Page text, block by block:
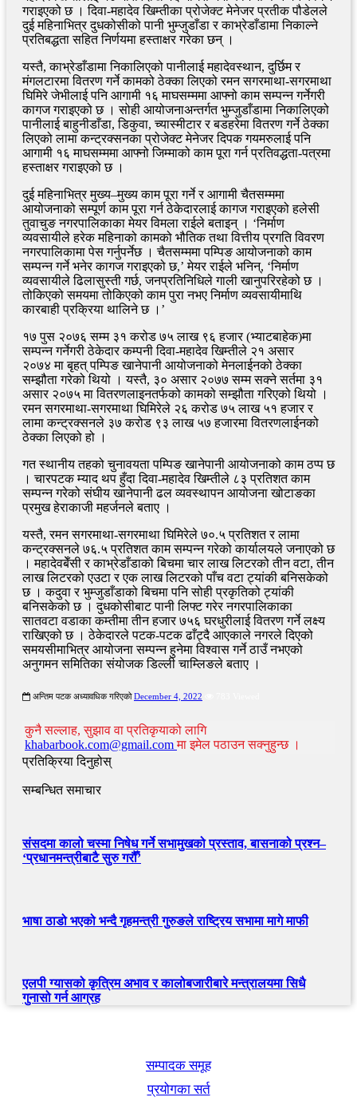
गराइएको छ । दिवा-महादेव खिम्तीका प्रोजेक्ट मेनेजर प्रतीक पौडेलले
दुई महिनाभित्र दुधकोसीको पानी भुम्जुडाँडा र काभ्रेडाँडामा निकाल्ने
प्रतिबद्धता सहित निर्णयमा हस्ताक्षर गरेका छन् ।
यस्तै, काभ्रेडाँडामा निकालिएको पानीलाई महादेवस्थान, दुर्छिम र
मंगलटारमा वितरण गर्ने कामको ठेक्का लिएको रमन सगरमाथा-सगरमाथा
घिमिरे जेभीलाई पनि आगामी १६ माघसम्ममा आफ्नो काम सम्पन्न गर्नेगरी
कागज गराइएको छ । सोही आयोजनाअन्तर्गत भुम्जुडाँडामा निकालिएको
पानीलाई बाहुनीडाँडा, डिकुवा, च्यास्मीटार र बडहरेमा वितरण गर्ने ठेक्का
लिएको लामा कन्ट्रक्सनका प्रोजेक्ट मेनेजर दिपक गयमरुलाई पनि
आगामी १६ माघसम्ममा आफ्नो जिम्माको काम पूरा गर्न प्रतिवद्धता-पत्रमा
हस्ताक्षर गराइएको छ ।
दुई महिनाभित्र मुख्य–मुख्य काम पूरा गर्ने र आगामी चैतसम्ममा
आयोजनाको सम्पूर्ण काम पूरा गर्न ठेकेदारलाई कागज गराइएको हलेसी
तुवाचुङ नगरपालिकाका मेयर विमला राईले बताइन् । ‘निर्माण
व्यवसायीले हरेक महिनाको कामको भौतिक तथा वित्तीय प्रगति विवरण
नगरपालिकामा पेस गर्नुपर्नेछ । चैतसम्ममा पम्पिङ आयोजनाको काम
सम्पन्न गर्ने भनेर कागज गराइएको छ,’ मेयर राईले भनिन्, ‘निर्माण
व्यवसायीले ढिलासुस्ती गर्छ, जनप्रतिनिधिले गाली खानुपरिरहेको छ ।
तोकिएको समयमा तोकिएको काम पुरा नभए निर्माण व्यवसायीमाथि
कारबाही प्रक्रिया थालिने छ ।’
१७ पुस २०७६ सम्म ३१ करोड ७५ लाख ९६ हजार (भ्याटबाहेक)मा
सम्पन्न गर्नेगरी ठेकेदार कम्पनी दिवा-महादेव खिम्तीले २१ असार
२०७४ मा बृहत् पम्पिङ खानेपानी आयोजनाको मेनलाईनको ठेक्का
सम्झौता गरेको थियो । यस्तै, ३० असार २०७७ सम्म सक्ने सर्तमा ३१
असार २०७५ मा वितरणलाइनतर्फको कामको सम्झौता गरिएको थियो ।
रमन सगरमाथा-सगरमाथा घिमिरेले २६ करोड ७५ लाख ५१ हजार र
लामा कन्ट्रक्सनले ३७ करोड ९३ लाख ५७ हजारमा वितरणलाईनको
ठेक्का लिएको हो ।
गत स्थानीय तहको चुनावयता पम्पिङ खानेपानी आयोजनाको काम ठप्प छ
। चारपटक म्याद थप हुँदा दिवा-महादेव खिम्तीले ८३ प्रतिशत काम
सम्पन्न गरेको संघीय खानेपानी ढल व्यवस्थापन आयोजना खोटाङका
प्रमुख हेराकाजी महर्जनले बताए ।
यस्तै, रमन सगरमाथा-सगरमाथा घिमिरेले ७०.५ प्रतिशत र लामा
कन्ट्रक्सनले ७६.५ प्रतिशत काम सम्पन्न गरेको कार्यालयले जनाएको छ
। महादेवबेँसी र काभ्रेडाँडाको बिचमा चार लाख लिटरको तीन वटा, तीन
लाख लिटरको एउटा र एक लाख लिटरको पाँच वटा ट्यांकी बनिसकेको
छ । कदुवा र भुम्जुडाँडाको बिचमा पनि सोही प्रकृतिको ट्यांकी
बनिसकेको छ । दुधकोसीबाट पानी लिफ्ट गरेर नगरपालिकाका
सातवटा वडाका कम्तीमा तीन हजार ७५६ घरधुरीलाई वितरण गर्ने लक्ष्य
राखिएको छ । ठेकेदारले पटक-पटक ढाँट्दै आएकाले नगरले दिएको
समयसीमाभित्र आयोजना सम्पन्न हुनेमा विश्वास गर्ने ठाउँ नभएको
अनुगमन समितिका संयोजक डिल्ली चाम्लिङले बताए ।
अन्तिम पटक अध्यावधिक गरिएको December 4, 2022
कुनै सल्लाह, सुझाव वा प्रतिकृयाको लागि
khabarbook.com@gmail.comमा इमेल पठाउन सक्नुहुन्छ ।
प्रतिक्रिया दिनुहोस्
सम्बन्धित समाचार
संसदमा कालो चस्मा निषेध गर्ने सभामुखको प्रस्ताव, बासनाको प्रश्न–
‘प्रधानमन्त्रीबाटै सुरु गरौँ’
भाषा ठाडो भएको भन्दै गृहमन्त्री गुरुङले राष्ट्रिय सभामा मागे माफी
एलपी ग्यासको कृत्रिम अभाव र कालोबजारीबारे मन्त्रालयमा सिधै
गुनासो गर्न आग्रह
सम्पादक समूह
प्रयोगका सर्त